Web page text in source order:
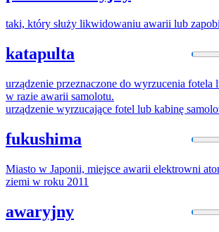
taki, który służy likwidowaniu awarii lub
katapulta
urządzenie przeznaczone do wyrzucenia
w razie awarii samolotu.
urządzenie wyrzucające fotel lub kabinę
fukushima
Miasto w Japonii, miejsce awarii elektrowni
ziemi w roku 2011
awaryjny